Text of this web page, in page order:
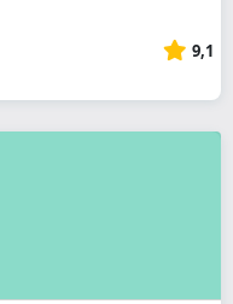
9,1